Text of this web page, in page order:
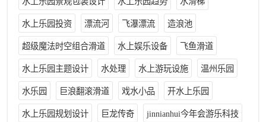
水上乐园投资 漂流河 飞瀑漂流 造浪池
超级魔法时空组合滑道 水上娱乐设备 飞鱼滑道
水上乐园主题设计 水处理 水上游玩设施 温州乐园
水乐园 巨浪翻滚滑道 戏水小品 开水上乐园
水上乐园规划设计 巨龙传奇 jinnianhui今年会游乐科技